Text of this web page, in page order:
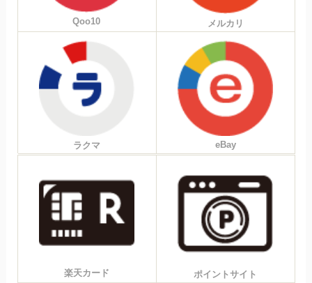
Qoo10 メルカリ
ラクマ eBay
楽天カード ポイントサイト